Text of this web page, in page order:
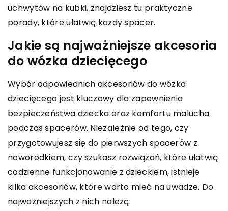
uchwytów na kubki, znajdziesz tu praktyczne
porady, które ułatwią każdy spacer.
Jakie są najważniejsze akcesoria
do wózka dziecięcego
Wybór odpowiednich akcesoriów do wózka
dziecięcego jest kluczowy dla zapewnienia
bezpieczeństwa dziecka oraz komfortu malucha
podczas spacerów. Niezależnie od tego, czy
przygotowujesz się do pierwszych spacerów z
noworodkiem, czy szukasz rozwiązań, które ułatwią
codzienne funkcjonowanie z dzieckiem, istnieje
kilka akcesoriów, które warto mieć na uwadze. Do
najważniejszych z nich należą: